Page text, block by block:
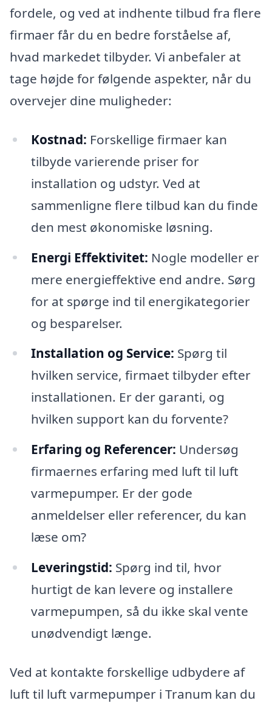
fordele, og ved at indhente tilbud fra flere
firmaer får du en bedre forståelse af,
hvad markedet tilbyder. Vi anbefaler at
tage højde for følgende aspekter, når du
overvejer dine muligheder:
Kostnad: Forskellige firmaer kan
tilbyde varierende priser for
installation og udstyr. Ved at
sammenligne flere tilbud kan du finde
den mest økonomiske løsning.
Energi Effektivitet: Nogle modeller er
mere energieffektive end andre. Sørg
for at spørge ind til energikategorier
og besparelser.
Installation og Service: Spørg til
hvilken service, firmaet tilbyder efter
installationen. Er der garanti, og
hvilken support kan du forvente?
Erfaring og Referencer: Undersøg
firmaernes erfaring med luft til luft
varmepumper. Er der gode
anmeldelser eller referencer, du kan
læse om?
Leveringstid: Spørg ind til, hvor
hurtigt de kan levere og installere
varmepumpen, så du ikke skal vente
unødvendigt længe.
Ved at kontakte forskellige udbydere af
luft til luft varmepumper i Tranum kan du